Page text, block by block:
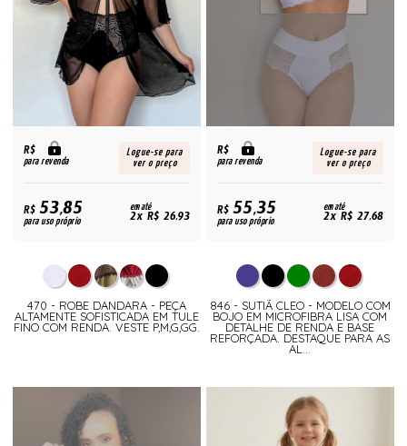
R$
para revenda
Logue-se para
ver o preço
R$53,85
para uso próprio
em até
2x R$ 26,93
470 - ROBE DANDARA - PEÇA
ALTAMENTE SOFISTICADA EM TULE
FINO COM RENDA. VESTE P,M,G,GG.
R$
para revenda
Logue-se para
ver o preço
R$55,35
para uso próprio
em até
2x R$ 27,68
846 - SUTIÃ CLEO - MODELO COM
BOJO EM MICROFIBRA LISA COM
DETALHE DE RENDA E BASE
REFORÇADA. DESTAQUE PARA AS
AL...